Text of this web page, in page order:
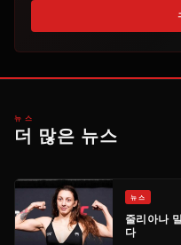
​뉴스
더 많은 뉴스
​뉴스
줄리아나
다